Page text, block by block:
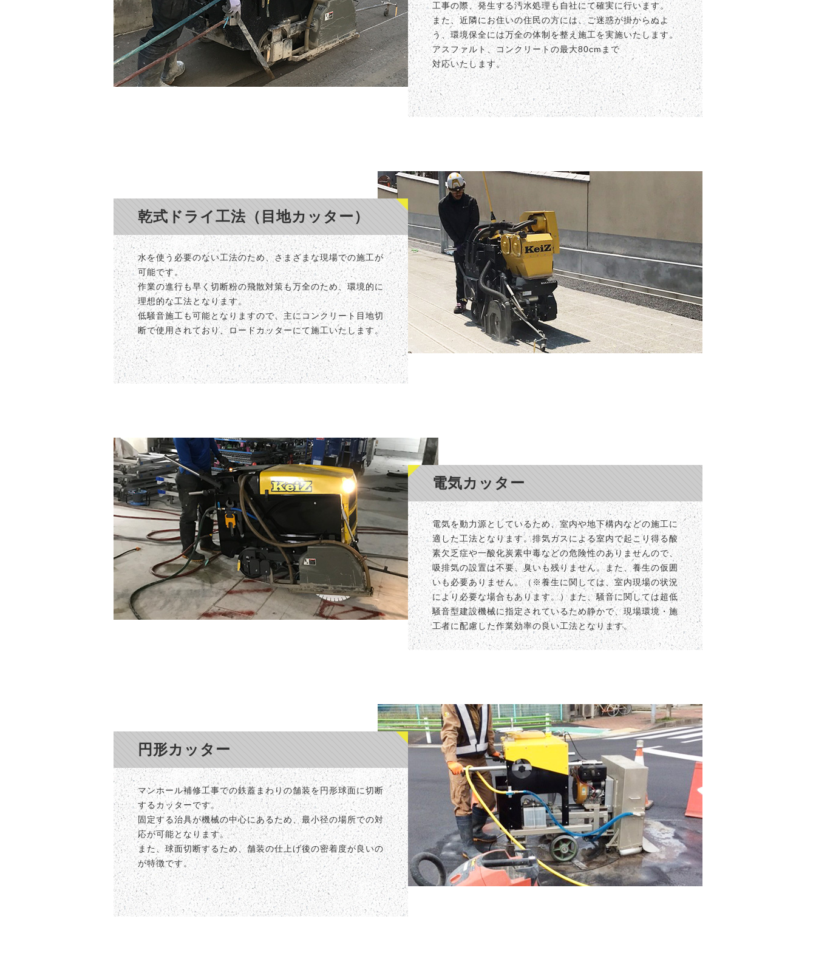
工事の際、発生する汚水処理も自社にて確実に行います。
また、近隣にお住いの住民の方には、ご迷惑が掛からぬよ
う、環境保全には万全の体制を整え施工を実施いたします。
アスファルト、コンクリートの最大80cmまで
対応いたします。
乾式ドライ工法（目地カッター）
水を使う必要のない工法のため、さまざまな現場での施工が
可能です。
作業の進行も早く切断粉の飛散対策も万全のため、環境的に
理想的な工法となります。
低騒音施工も可能となりますので、主にコンクリート目地切
断で使用されており、ロードカッターにて施工いたします。
電気カッター
電気を動力源としているため、室内や地下構内などの施工に
適した工法となります。排気ガスによる室内で起こり得る酸
素欠乏症や一酸化炭素中毒などの危険性のありませんので、
吸排気の設置は不要、臭いも残りません。また、養生の仮囲
いも必要ありません。（※養生に関しては、室内現場の状況
により必要な場合もあります。）また、騒音に関しては超低
騒音型建設機械に指定されているため静かで、現場環境・施
工者に配慮した作業効率の良い工法となります。
円形カッター
マンホール補修工事での鉄蓋まわりの舗装を円形球面に切断
するカッターです。
固定する治具が機械の中心にあるため、最小径の場所での対
応が可能となります。
また、球面切断するため、舗装の仕上げ後の密着度が良いの
が特徴です。